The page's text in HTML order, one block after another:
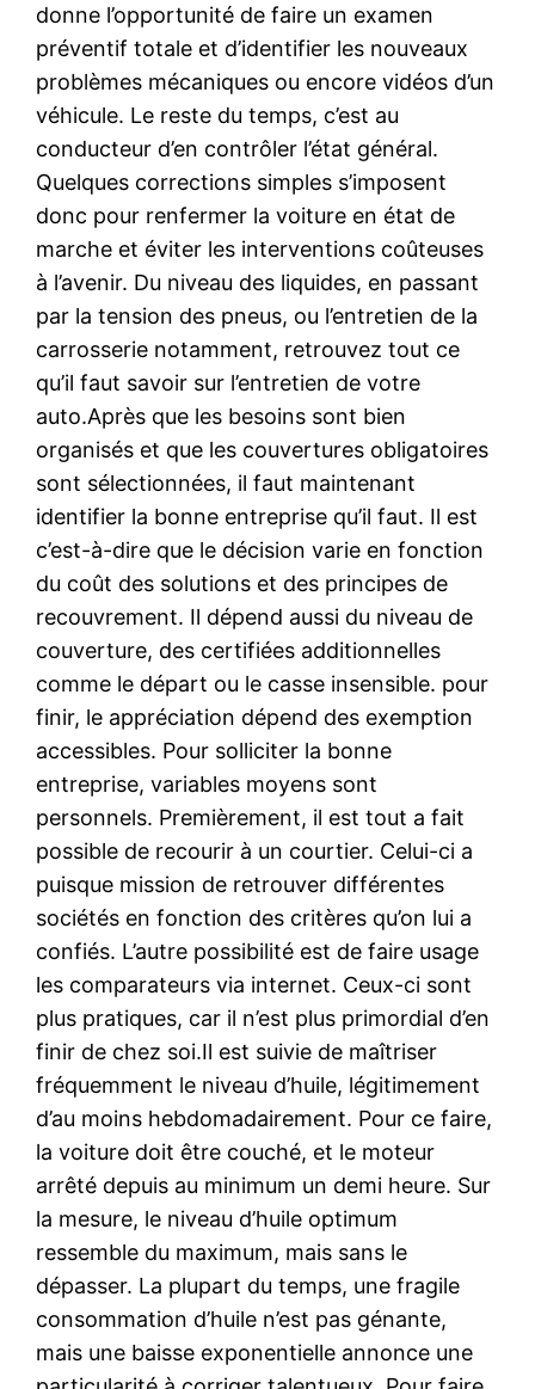
donne l’opportunité de faire un examen
préventif totale et d’identifier les nouveaux
problèmes mécaniques ou encore vidéos d’un
véhicule. Le reste du temps, c’est au
conducteur d’en contrôler l’état général.
Quelques corrections simples s’imposent
donc pour renfermer la voiture en état de
marche et éviter les interventions coûteuses
à l’avenir. Du niveau des liquides, en passant
par la tension des pneus, ou l’entretien de la
carrosserie notamment, retrouvez tout ce
qu’il faut savoir sur l’entretien de votre
auto.Après que les besoins sont bien
organisés et que les couvertures obligatoires
sont sélectionnées, il faut maintenant
identifier la bonne entreprise qu’il faut. Il est
c’est-à-dire que le décision varie en fonction
du coût des solutions et des principes de
recouvrement. Il dépend aussi du niveau de
couverture, des certifiées additionnelles
comme le départ ou le casse insensible. pour
finir, le appréciation dépend des exemption
accessibles. Pour solliciter la bonne
entreprise, variables moyens sont
personnels. Premièrement, il est tout a fait
possible de recourir à un courtier. Celui-ci a
puisque mission de retrouver différentes
sociétés en fonction des critères qu’on lui a
confiés. L’autre possibilité est de faire usage
les comparateurs via internet. Ceux-ci sont
plus pratiques, car il n’est plus primordial d’en
finir de chez soi.Il est suivie de maîtriser
fréquemment le niveau d’huile, légitimement
d’au moins hebdomadairement. Pour ce faire,
la voiture doit être couché, et le moteur
arrêté depuis au minimum un demi heure. Sur
la mesure, le niveau d’huile optimum
ressemble du maximum, mais sans le
dépasser. La plupart du temps, une fragile
consommation d’huile n’est pas génante,
mais une baisse exponentielle annonce une